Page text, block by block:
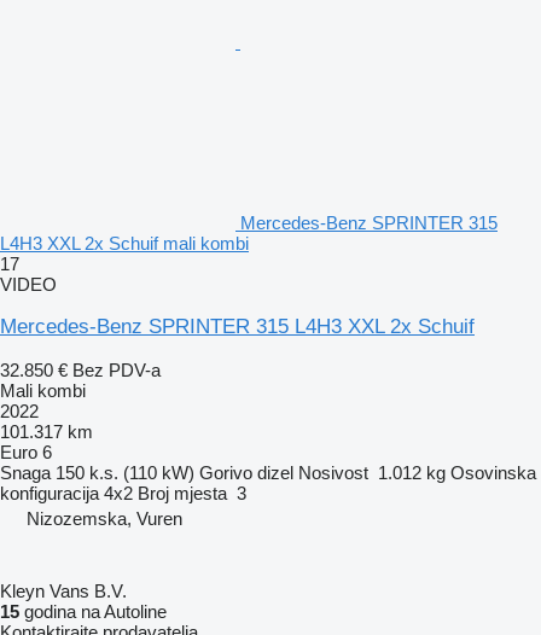
Mercedes-Benz SPRINTER 315
L4H3 XXL 2x Schuif mali kombi
17
VIDEO
Mercedes-Benz SPRINTER 315 L4H3 XXL 2x Schuif
32.850 € Bez PDV-a
Mali kombi
2022
101.317 km
Euro 6
Snaga 150 k.s. (110 kW) Gorivo dizel Nosivost 1.012 kg Osovinska
konfiguracija 4x2 Broj mjesta 3
Nizozemska, Vuren
Kleyn Vans B.V.
15 godina na Autoline